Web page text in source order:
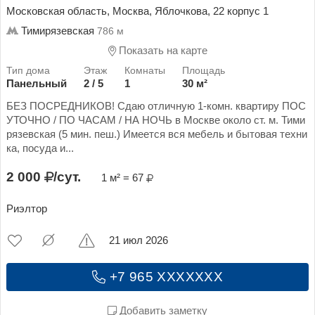
Московская область, Москва, Яблочкова, 22 корпус 1
Тимирязевская 786 м
Показать на карте
Панельный 2 / 5 1
30 м²
БЕЗ ПОСРЕДНИКОВ! Сдаю отличную 1-комн. квартиру ПОС
УТОЧНО / ПО ЧАСАМ / НА НОЧЬ в Москве около ст. м. Тими
рязевская (5 мин. пеш.) Имеется вся мебель и бытовая техни
ка, посуда и...
2 000 /сут. 1 м² = 67
Риэлтор
+7 965 XXXXXXX
Добавить заметку
21 июл 2026